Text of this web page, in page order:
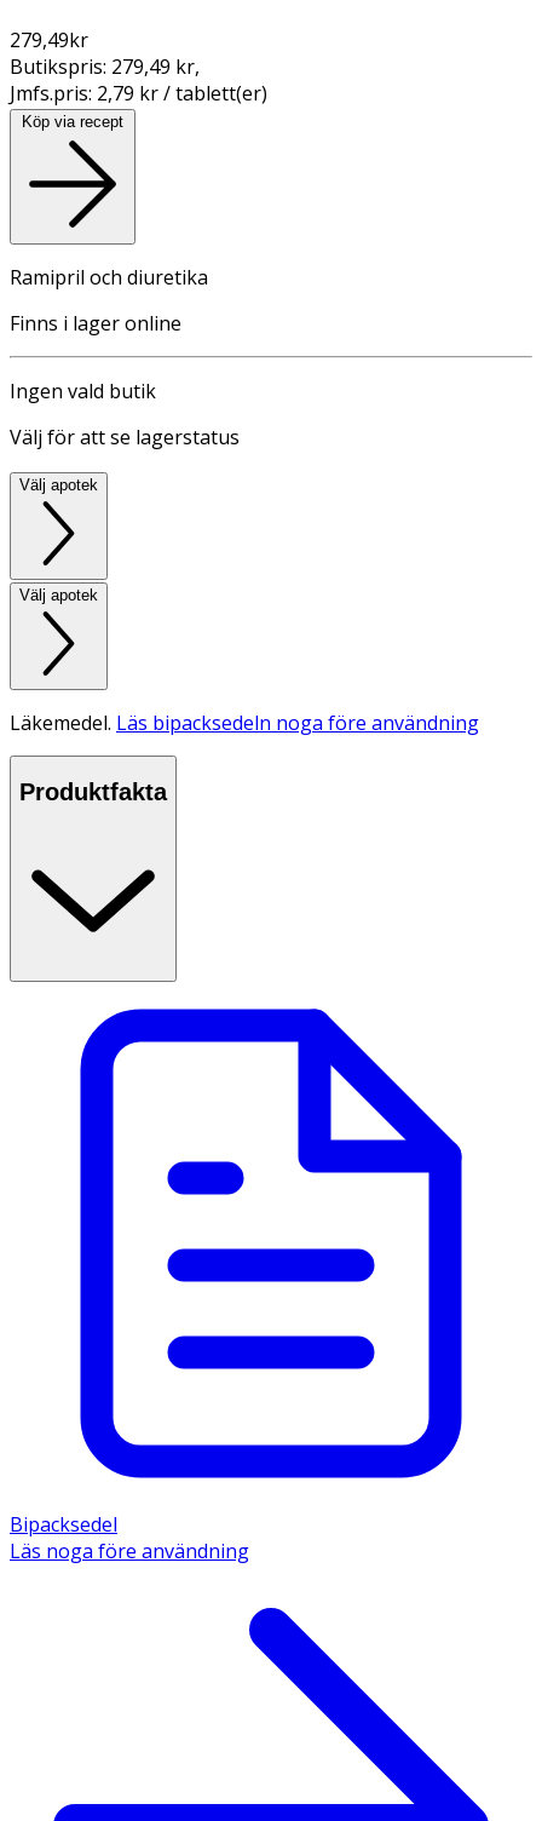
279,49kr
Butikspris: 279,49 kr,
Jmfs.pris: 2,79 kr / tablett(er)
Köp via recept
Ramipril och diuretika
Finns i lager online
Ingen vald butik
Välj för att se lagerstatus
Välj apotek
Välj apotek
Läkemedel. Läs bipacksedeln noga före användning
Produktfakta
Bipacksedel
Läs noga före användning